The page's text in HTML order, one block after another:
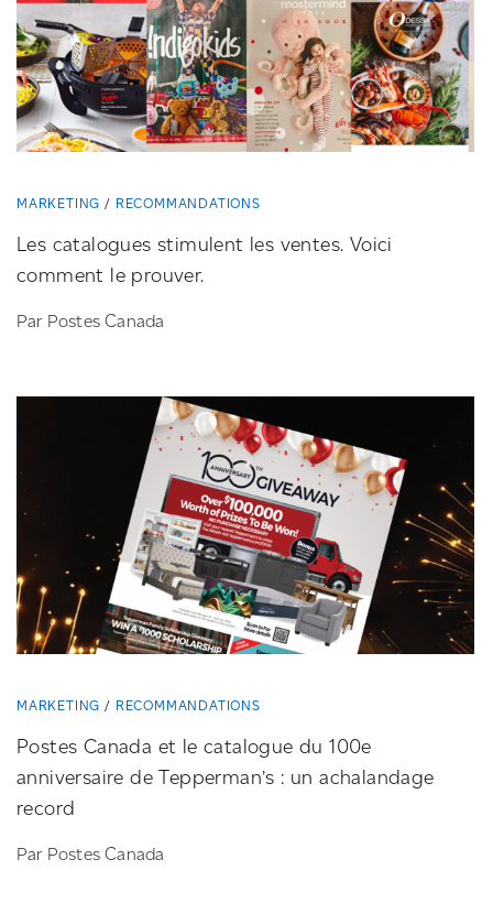
MARKETING RECOMMANDATIONS
Les catalogues stimulent les ventes. Voici
comment le prouver.
Par Postes Canada
MARKETING RECOMMANDATIONS
Postes Canada et le catalogue du 100e
anniversaire de Tepperman’s : un achalandage
record
Par Postes Canada